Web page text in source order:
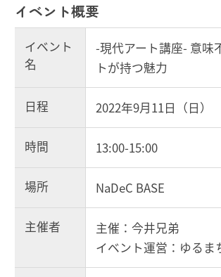
イベント概要
イベント
名
-現代アート講座- 意味
トが持つ魅力
日程 2022年9月11日（日）
時間 13:00-15:00
場所 NaDeC BASE
主催者
主催：今井兄弟
イベント運営：ゆるま